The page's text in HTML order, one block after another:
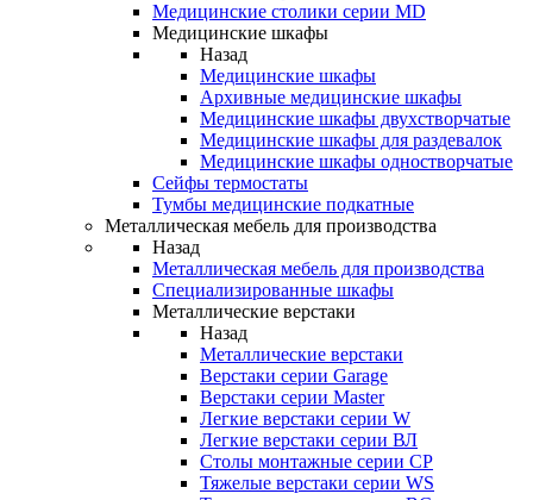
Медицинские столики серии MD
Медицинские шкафы
Назад
Медицинские шкафы
Архивные медицинские шкафы
Медицинские шкафы двухстворчатые
Медицинские шкафы для раздевалок
Медицинские шкафы одностворчатые
Сейфы термостаты
Тумбы медицинские подкатные
Металлическая мебель для производства
Назад
Металлическая мебель для производства
Cпециализированные шкафы
Металлические верстаки
Назад
Металлические верстаки
Верстаки серии Garage
Верстаки серии Master
Легкие верстаки серии W
Легкие верстаки серии ВЛ
Столы монтажные серии СР
Тяжелые верстаки серии WS